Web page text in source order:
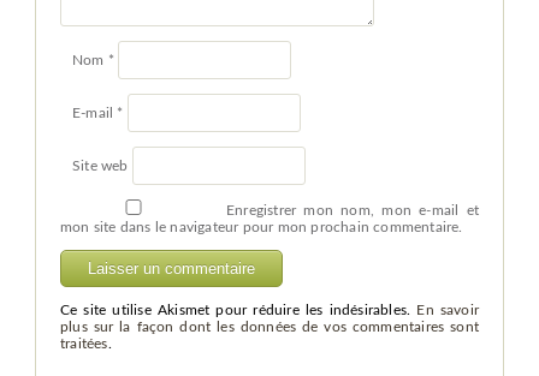
Nom *
E-mail *
Site web
Enregistrer mon nom, mon e-mail et
mon site dans le navigateur pour mon prochain commentaire.
Ce site utilise Akismet pour réduire les indésirables. En savoir
plus sur la façon dont les données de vos commentaires sont
traitées.